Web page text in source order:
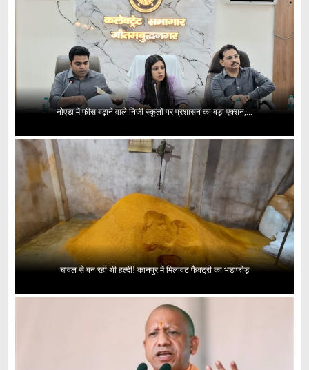
नोएडा में फीस बढ़ाने वाले निजी स्कूलों पर प्रशासन का बड़ा एक्शन,...
चावल से बन रही थी हल्दी! कानपुर में मिलावट फैक्ट्री का भंडाफोड़